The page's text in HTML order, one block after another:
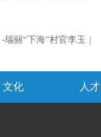
-瑞丽“下海”村官李玉 |
文化 人才